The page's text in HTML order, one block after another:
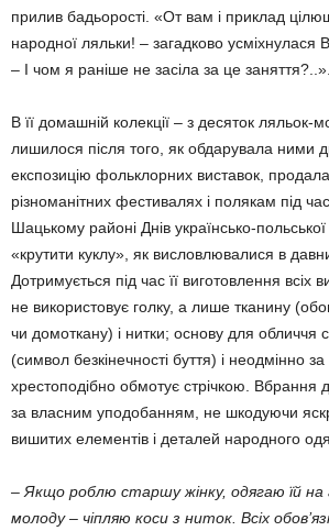
прилив бадьо­рості. «От вам і приклад
народної ля­льки! – загадково усміхнулася
– І чом я ра­ніше не засіла за це за­нят­тя?..».
В її домашній колекції – з десяток ляльок-
лишилося після того, як обдарувала ними
експозицію фоль­клор­них виставок,
різноманітних фести­валях і полякам під
Шацькому районі Днів українсько-
«крутити куклу», як вис­лов­лювалися в
Дотримується під час її виготовлення всіх
не використовує голку, а лише тканину
чи домот­ка­ну) і нитки; основу для обличчя
(символ без­кі­нечності буття) і неодмінно
хресто­по­дібно обмотує стрічкою. Вбран­ня
за власним уподобанням, не шко­ду­ючи
виши­тих елементів і деталей народ­ного
– Якщо роблю старшу жінку, одягаю їй на
молоду – чіпляю коси з ни­ток. Всіх